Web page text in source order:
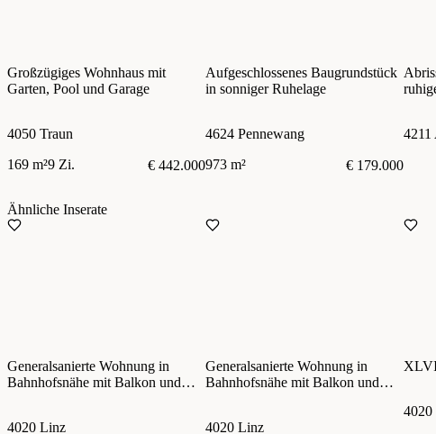
Großzügiges Wohnhaus mit
Garten, Pool und Garage
4050 Traun
169 m²9 Zi. € 442.000
Aufgeschlossenes Baugrundstück
in sonniger Ruhelage
4624 Pennewang
973 m²
€ 179.000
4211
Ähnliche Inserate
Generalsanierte Wohnung in
Bahnhofsnähe mit Balkon und
4020 Linz
Generalsanierte Wohnung in
Bahnhofsnähe mit Balkon und
4020 Linz